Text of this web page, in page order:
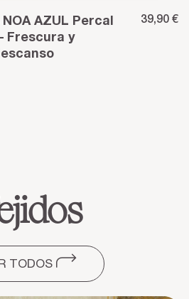
AZUL Percal
Frescura y
39,90 €
TODOS